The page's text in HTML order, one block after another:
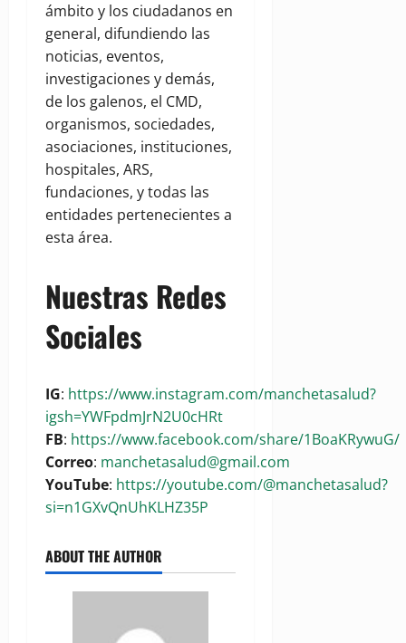
ámbito y los ciudadanos en
general, difundiendo las
noticias, eventos,
investigaciones y demás,
de los galenos, el CMD,
organismos, sociedades,
asociaciones, instituciones,
hospitales, ARS,
fundaciones, y todas las
entidades pertenecientes a
esta área.
Nuestras Redes
Sociales
IG: https://www.instagram.com/manchetasalud?
igsh=YWFpdmJrN2U0cHRt
FB: https://www.facebook.com/share/1BoaKRywuG/
Correo: manchetasalud@gmail.com
YouTube: https://youtube.com/@manchetasalud?
si=n1GXvQnUhKLHZ35P
ABOUT THE AUTHOR